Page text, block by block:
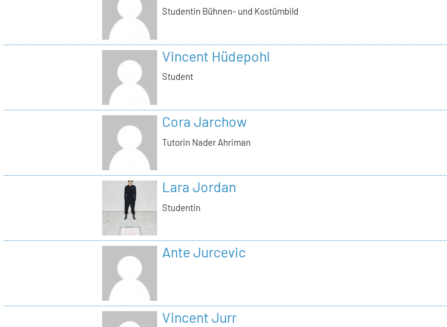
Studentin Bühnen- und Kostümbild
Vincent Hüdepohl
Student
Cora Jarchow
Tutorin Nader Ahriman
Lara Jordan
Studentin
Ante Jurcevic
Vincent Jurr